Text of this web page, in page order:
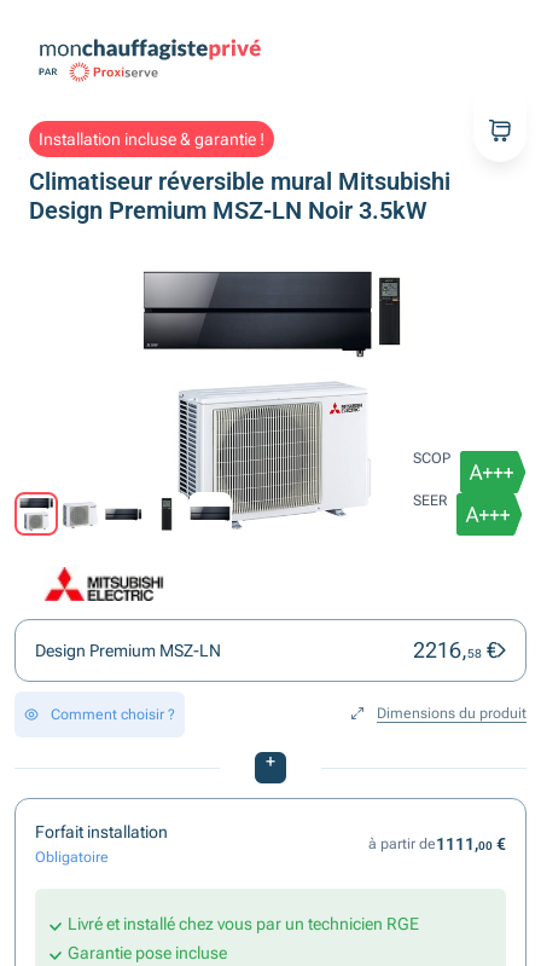
Installation incluse & garantie !
Climatiseur réversible mural Mitsubishi
Design Premium MSZ-LN Noir 3.5kW
SCOP
SEER
Design Premium MSZ-LN 2216,58 €
Comment choisir ? Dimensions du produit
+
Forfait installation
Obligatoire
à partir de1111,00 €
Livré et installé chez vous par un technicien RGE
Garantie pose incluse